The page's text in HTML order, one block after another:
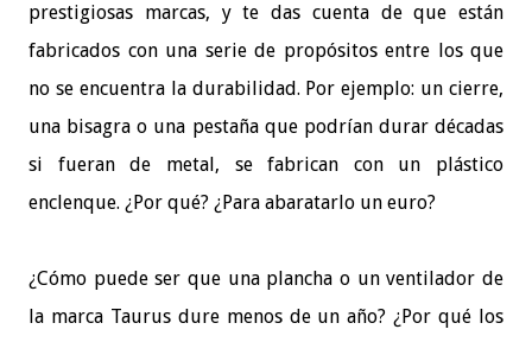
prestigiosas marcas, y te das cuenta de que están
fabricados con una serie de propósitos entre los que
no se encuentra la durabilidad. Por ejemplo: un cierre,
una bisagra o una pestaña que podrían durar décadas
si fueran de metal, se fabrican con un plástico
enclenque. ¿Por qué? ¿Para abaratarlo un euro?
¿Cómo puede ser que una plancha o un ventilador de
la marca Taurus dure menos de un año? ¿Por qué los